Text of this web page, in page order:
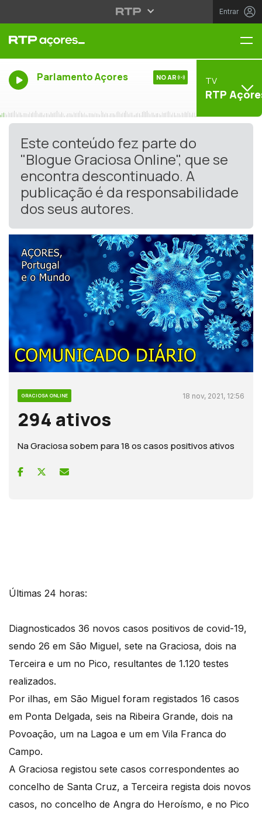
Entrar
Parlamento Açores NO AR TV
RTP
Este conteúdo fez parte do
"Blogue Graciosa Online", que se
encontra descontinuado. A
publicação é da responsabilidade
dos seus autores.
GRACIOSA ONLINE 18 nov, 2021, 12:56
294 ativos
Na Graciosa sobem para 18 os casos positivos ativos
Últimas 24 horas:
Diagnosticados 36 novos casos positivos de covid-19,
sendo 26 em São Miguel, sete na Graciosa, dois na
Terceira e um no Pico, resultantes de 1.120 testes
realizados.
Por ilhas, em São Miguel foram registados 16 casos
em Ponta Delgada, seis na Ribeira Grande, dois na
Povoação, um na Lagoa e um em Vila Franca do
Campo.
A Graciosa registou sete casos correspondentes ao
concelho de Santa Cruz, a Terceira regista dois novos
casos, no concelho de Angra do Heroísmo, e no Pico